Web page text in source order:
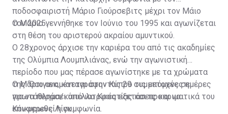
ποδοσφαιριστή Μάριο Γιούρσεβιτς μέχρι τον Μάιο
του 2025.
Ο Μάριο γεννήθηκε τον Ιούνιο του 1995 και αγωνίζεται
στη θέση του αριστερού ακραίου αμυντικού.
Ο 28χρονος άρχισε την καριέρα του από τις ακαδημίες
της Ολύμπια Λουμπλιάνας, ενώ την αγωνιστική
περίοδο που μας πέρασε αγωνίστηκε με τα χρώματα
της ‘Οσιγιεκ, καταγράφοντας 29 συμμετοχές σε
πρωτάθλημα/κύπελλο Κροατίας και προκριματικά του
Κόνφερενς Λίγκ.
Ο Μάριο αναμένεται στην Κύπρο τις επόμενες ημέρες
για να περάσει από ιατρικές εξετάσεις και να
επικυρωθεί η συμφωνία.